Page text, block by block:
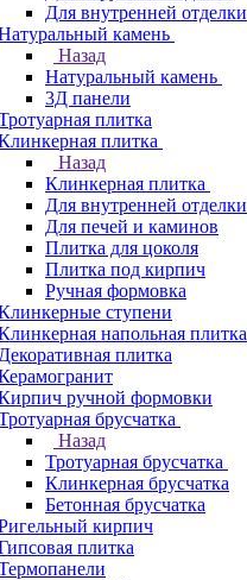
Для внутренней отделки
камень
Назад
Натуральный камень
3Д панели
плитка
плитка
Назад
Клинкерная плитка
Для внутренней отделки
Для печей и каминов
Плитка для цоколя
Плитка под кирпич
Ручная формовка
ступени
напольная плитка
Декоративная плитка
ручной формовки
брусчатка
Назад
Тротуарная брусчатка
Клинкерная брусчатка
Бетонная брусчатка
кирпич
плитка